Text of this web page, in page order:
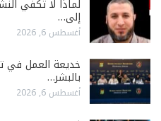
لماذا لا تكفي
إلى…
أغسطس 6, 2026
خديعة العمل في
بالبشر…
أغسطس 6, 2026